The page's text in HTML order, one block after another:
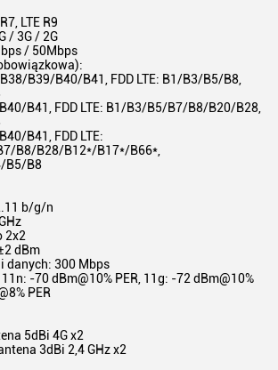
LTE R9
/ 3G / 2G
/ 50Mbps
B39/B40/B41, FDD LTE: B1/B3/B5/B8,
B41, FDD LTE: B1/B3/B5/B7/B8/B20/B28,
B41, FDD LTE:
B8/B28/B12*/B17*/B66*,
B5/B8
b/g/n
2x2
dBm
danych: 300 Mbps
-70 dBm@10% PER, 11g: -72 dBm@10%
PER
5dBi 4G x2
3dBi 2,4 GHz x2